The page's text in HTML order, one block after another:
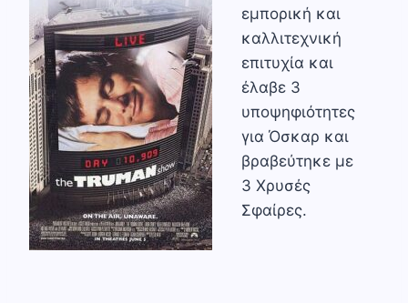
εμπoρική και
καλλιτεχνική
επιτυχία και
έλαβε 3
υποψηφιότητες
για Όσκαρ και
βραβεύτηκε με
3 Χρυσές
Σφαίρες.